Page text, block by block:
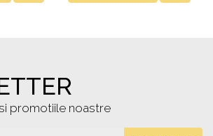
promotiile noastre